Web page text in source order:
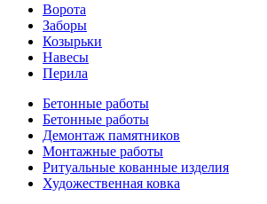
Ворота
Заборы
Козырьки
Навесы
Перила
Бетонные работы
Бетонные работы
Демонтаж памятников
Монтажные работы
Ритуальные кованные изделия
Художественная ковка